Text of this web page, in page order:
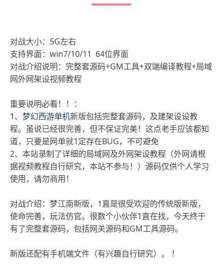
对战大小：5G左右
支持界面：win7/10/11 64位界面
对战介绍说明：完整套源码+GM工具+双端编译教程+局域
网外网架设视频教程
重要说明必看！！：
1、梦幻西游单机新版包括完整套源码，及建架设设教
程。虽说已经很完善，但不保证完美！这点老手应该都知
道，只要是网单就1定存在BUG，不可避免
2、本站录制了详细的局域网及外网架设教程（外网请根
据视频教程自行研究，本站不参与！）源码仅供个人学习
使用，请勿商用！
对战介绍：梦江南新版，1直是很受欢迎的传统版新版，
使命完善，玩法仿官。很数个小伙伴1直在找，今天终于
有了完整套源码，包括网关源码和GM工具源码。
新版还配有手机端文件（有兴趣自行研究）。 ！